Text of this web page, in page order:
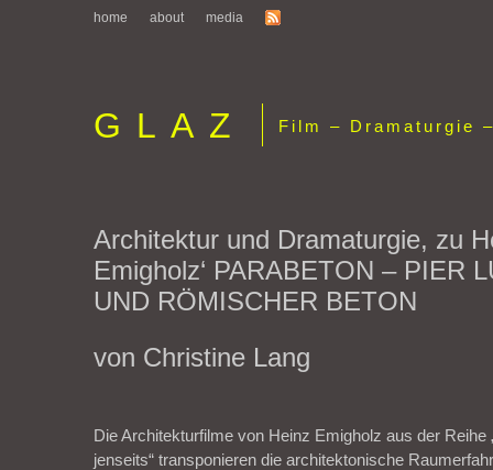
home about media
GLAZ Film – Dramaturgie
Architektur und Dramaturgie, zu
Emigholz‘ PARABETON – PIER
UND RÖMISCHER BETON
von Christine Lang
Die Architekturfilme von Heinz Emigholz aus der Reihe
jenseits“ transponieren die architektonische